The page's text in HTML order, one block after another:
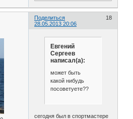
Поделиться
18
28.05.2013 20:06
Евгений
Сергеев
написал(а):
может быть
какой нибудь
посоветуете??
сегодня был в спортмастере